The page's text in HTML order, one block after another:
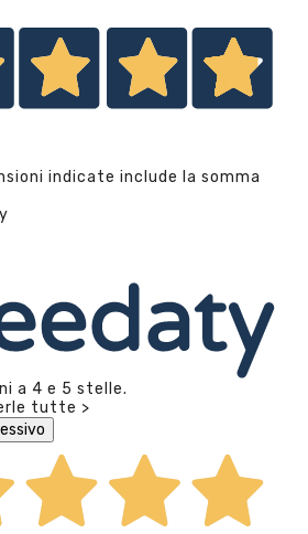
indicate include la somma
a 4 e 5 stelle.
tutte >